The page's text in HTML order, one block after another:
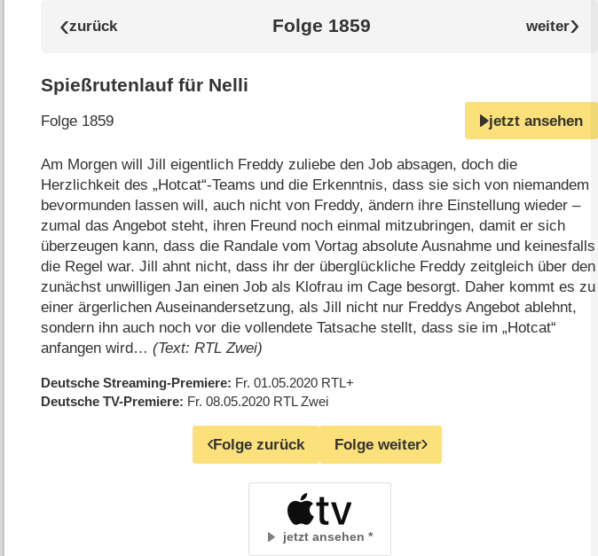
Folge 1859
Spießrutenlauf für Nelli
Folge 1859 jetzt ansehen
Am Morgen will Jill eigentlich Freddy zuliebe den Job absagen, doch die
Herzlichkeit des „Hotcat“-Teams und die Erkenntnis, dass sie sich von niemandem
bevormunden lassen will, auch nicht von Freddy, ändern ihre Einstellung wieder –
zumal das Angebot steht, ihren Freund noch einmal mitzubringen, damit er sich
überzeugen kann, dass die Randale vom Vortag absolute Ausnahme und keinesfalls
die Regel war. Jill ahnt nicht, dass ihr der überglückliche Freddy zeitgleich über den
zunächst unwilligen Jan einen Job als Klofrau im Cage besorgt. Daher kommt es zu
einer ärgerlichen Auseinandersetzung, als Jill nicht nur Freddys Angebot ablehnt,
sondern ihn auch noch vor die vollendete Tatsache stellt, dass sie im „Hotcat“
anfangen wird…(Text: RTL Zwei)
Deutsche Streaming-Premiere Fr. 01.05.2020 RTL+
Deutsche TV-Premiere Fr. 08.05.2020 RTL Zwei
Folge zurück Folge weiter
jetzt ansehen